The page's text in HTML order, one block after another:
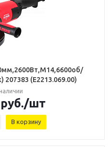
207383 (Е2213.069.00)
руб./шт
В корзину